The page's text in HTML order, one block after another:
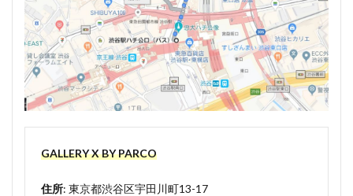
GALLERY X BY PARCO
住所: 東京都渋谷区宇田川町13-17